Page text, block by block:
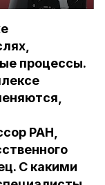
процессы.
РАН,
С какими